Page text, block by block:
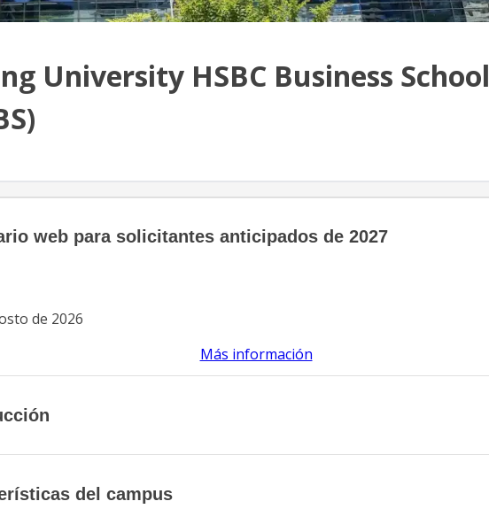
University HSBC Business School
web para solicitantes anticipados de 2027
de 2026
Más información
del campus